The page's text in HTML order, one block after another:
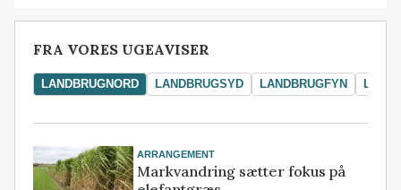
FRA VORES UGEAVISER
LANDBRUGNORD LANDBRUGSYD LANDBRUGFYN
ARRANGEMENT
Markvandring sætter fokus på